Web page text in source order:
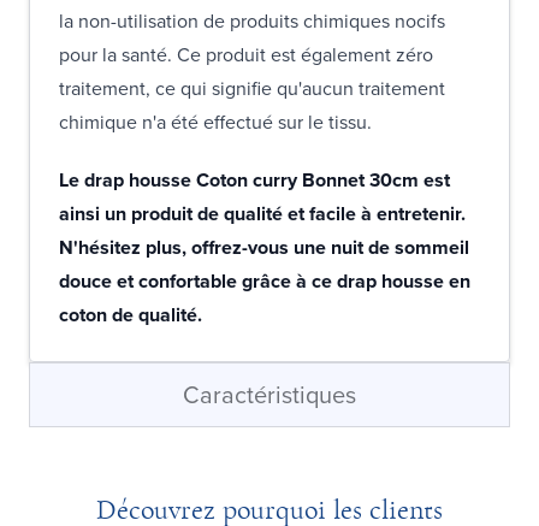
la non-utilisation de produits chimiques nocifs
pour la santé. Ce produit est également zéro
traitement, ce qui signifie qu'aucun traitement
chimique n'a été effectué sur le tissu.
Le drap housse Coton curry Bonnet 30cm est
ainsi un produit de qualité et facile à entretenir.
N'hésitez plus, offrez-vous une nuit de sommeil
douce et confortable grâce à ce drap housse en
coton de qualité.
Caractéristiques
Découvrez pourquoi les clients